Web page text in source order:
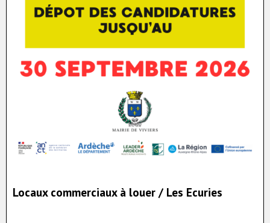
Locaux commerciaux à louer / Les Ecuries